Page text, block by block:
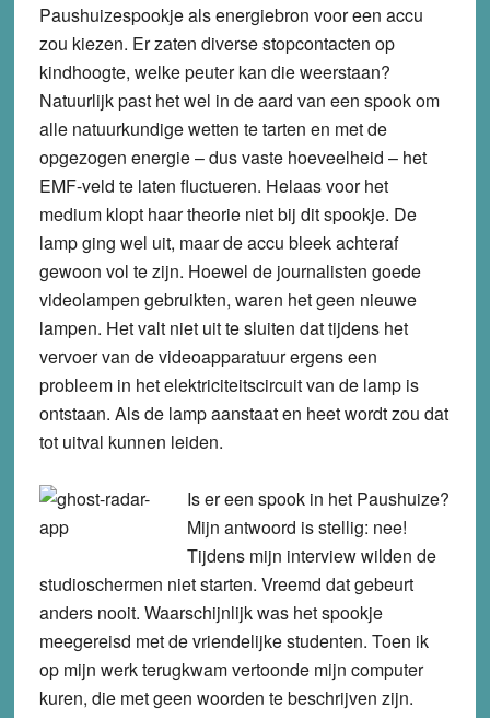
Paushuizespookje als energiebron voor een accu
zou kiezen. Er zaten diverse stopcontacten op
kindhoogte, welke peuter kan die weerstaan?
Natuurlijk past het wel in de aard van een spook om
alle natuurkundige wetten te tarten en met de
opgezogen energie – dus vaste hoeveelheid – het
EMF-veld te laten fluctueren. Helaas voor het
medium klopt haar theorie niet bij dit spookje. De
lamp ging wel uit, maar de accu bleek achteraf
gewoon vol te zijn. Hoewel de journalisten goede
videolampen gebruikten, waren het geen nieuwe
lampen. Het valt niet uit te sluiten dat tijdens het
vervoer van de videoapparatuur ergens een
probleem in het elektriciteitscircuit van de lamp is
ontstaan. Als de lamp aanstaat en heet wordt zou dat
tot uitval kunnen leiden.
Is er een spook in het Paushuize?
Mijn antwoord is stellig: nee!
Tijdens mijn interview wilden de
studioschermen niet starten. Vreemd dat gebeurt
anders nooit. Waarschijnlijk was het spookje
meegereisd met de vriendelijke studenten. Toen ik
op mijn werk terugkwam vertoonde mijn computer
kuren, die met geen woorden te beschrijven zijn.